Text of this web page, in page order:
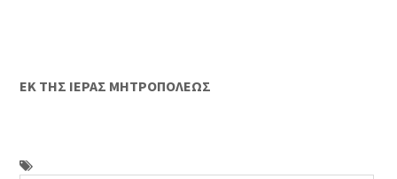
ΕΚ ΤΗΣ ΙΕΡΑΣ ΜΗΤΡΟΠΟΛΕΩΣ